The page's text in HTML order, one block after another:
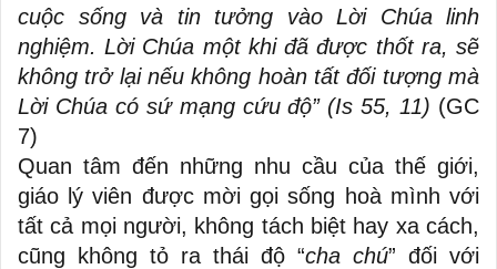
cuộc sống và tin tưởng vào Lời Chúa linh
nghiệm. Lời Chúa một khi đã được thốt ra, sẽ
không trở lại nếu không hoàn tất đối tượng mà
Lời Chúa có sứ mạng cứu độ” (Is 55, 11) (GC
7)
Quan tâm đến những nhu cầu của thế giới,
giáo lý viên được mời gọi sống hoà mình với
tất cả mọi người, không tách biệt hay xa cách,
cũng không tỏ ra thái độ “cha chú” đối với